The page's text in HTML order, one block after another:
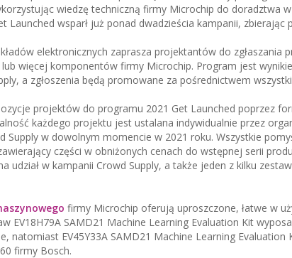
wiedzę techniczną firmy Microchip do doradztwa w
wsparł już ponad dwadzieścia kampanii, zbierając
elektronicznych zaprasza projektantów do zgłaszania
więcej komponentów firmy Microchip. Program jest
a zgłoszenia będą promowane za pośrednictwem
projektów do programu 2021 Get Launched poprzez
każdego projektu jest ustalana indywidualnie przez
Supply w dowolnym momencie w 2021 roku. Wszystkie
części w obniżonych cenach do wstępnej serii
udział w kampanii Crowd Supply, a także jeden z kilku
firmy Microchip oferują uproszczone, łatwe w
EV18H79A SAMD21 Machine Learning Evaluation Kit
natomiast EV45Y33A SAMD21 Machine Learning Evaluation
firmy Bosch.